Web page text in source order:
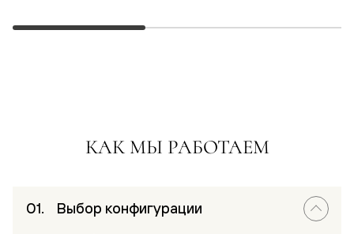
КАК МЫ РАБОТАЕМ
Выбор конфигурации